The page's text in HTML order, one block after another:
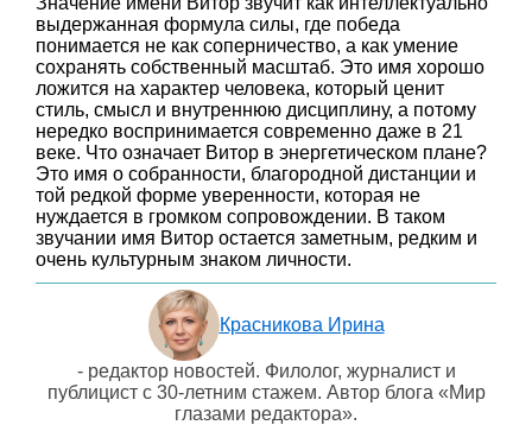
выдержанная формула силы, где победа
понимается не как соперничество, а как умение
сохранять собственный масштаб. Это имя хорошо
ложится на характер человека, который ценит
стиль, смысл и внутреннюю дисциплину, а потому
нередко воспринимается современно даже в 21
веке. Что означает Витор в энергетическом плане?
Это имя о собранности, благородной дистанции и
той редкой форме уверенности, которая не
нуждается в громком сопровождении. В таком
звучании имя Витор остается заметным, редким и
очень культурным знаком личности.
Красникова Ирина
- редактор новостей. Филолог, журналист и
публицист с 30-летним стажем. Автор блога «Мир
глазами редактора».